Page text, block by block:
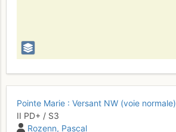
Pointe Marie : Versant NW (voie normale)
II PD+ / S3
Rozenn Pascal